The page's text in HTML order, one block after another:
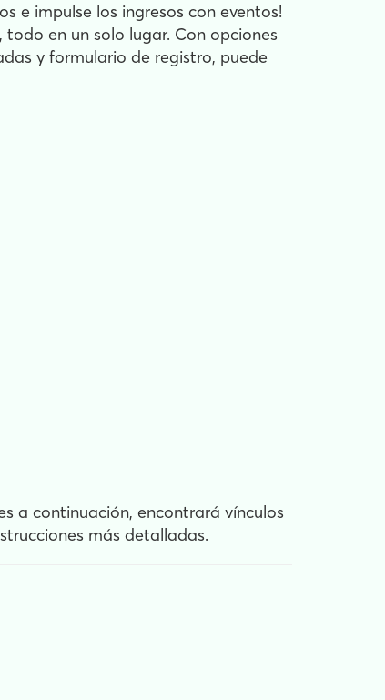
e impulse los ingresos con eventos!
en un solo lugar. Con opciones
y formulario de registro, puede
a continuación, encontrará vínculos
más detalladas.